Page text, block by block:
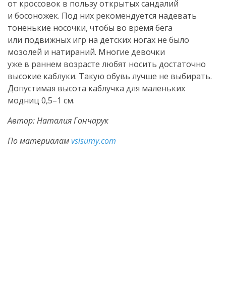
от кроссовок в пользу открытых сандалий
и босоножек. Под них рекомендуется надевать
тоненькие носочки, чтобы во время бега
или подвижных игр на детских ногах не было
мозолей и натираний. Многие девочки
уже в раннем возрасте любят носить достаточно
высокие каблуки. Такую обувь лучше не выбирать.
Допустимая высота каблучка для маленьких
модниц 0,5–1 см.
Автор: Наталия Гончарук
По материаламvsisumy.com